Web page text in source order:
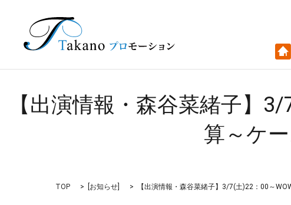
【出演情報・森谷菜緒子】
算～ケ
TOP お知らせ 【出演情報・森谷菜緒子】3/7(土)22：00～